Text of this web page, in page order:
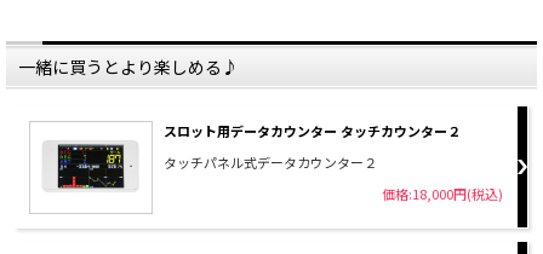
一緒に買うとより楽しめる♪
スロット用データカウンター タッチカウンター２
タッチパネル式データカウンター２
価格:18,000円(税込)